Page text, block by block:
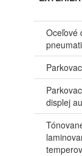
Oceľové
displej